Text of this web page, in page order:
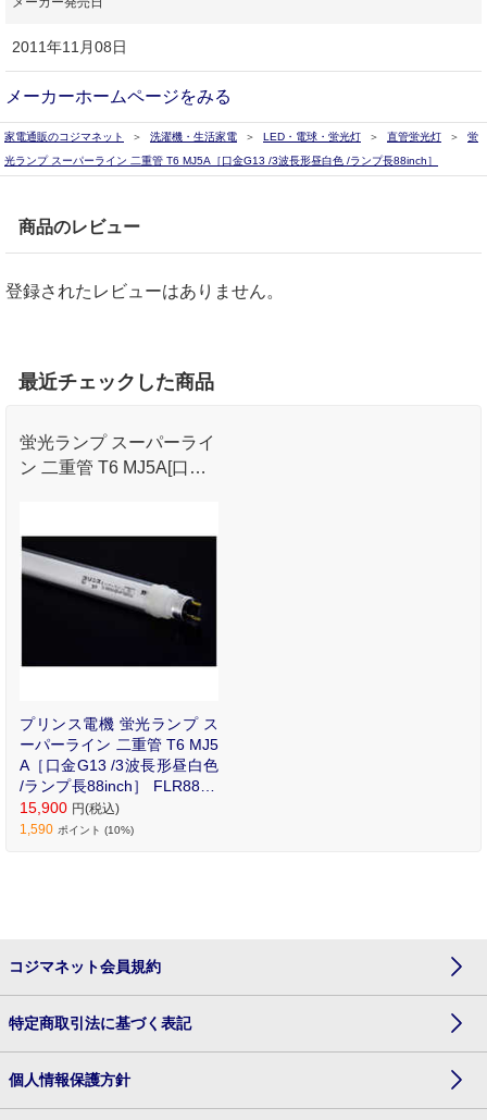
2011年11月08日
メーカーホームページをみる
家電通販のコジマネット 洗濯機・生活家電 LED・電球・蛍光灯 直管蛍光灯
蛍
光ランプ スーパーライン 二重管 T6 MJ5A［口金G13 /3波長形昼白色 /ランプ長88inch］
商品のレビュー
登録されたレビューはありません。
最近チェックした商品
蛍光ランプ スーパーライ
ン 二重管 T6 MJ5A[口金
プリンス電機 蛍光ランプ ス
ーパーライン 二重管 T6 MJ5
A［口金G13 /3波長形昼白色
/ランプ長88inch］ FLR88T6
EX-N/MJ5A
15,900 円(税込)
1,590 ポイント (10%)
コジマネット会員規約
特定商取引法に基づく表記
個人情報保護方針